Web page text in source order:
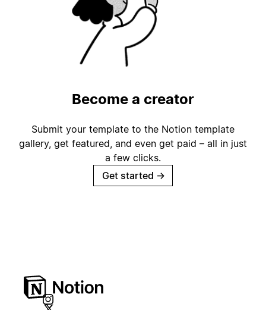
Become a creator
Submit your template to the Notion template
gallery, get featured, and even get paid – all in just
a few clicks.
Get started →